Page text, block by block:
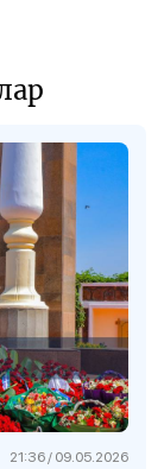
21:36 / 09.05.2026